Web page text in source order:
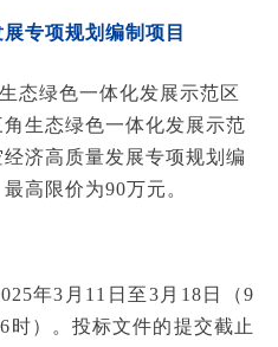
专项规划编制项目
态绿色一体化发展示范区
生态绿色一体化发展示范
济高质量发展专项规划编
高限价为90万元。
年3月11日至3月18日（9
时）。投标文件的提交截止